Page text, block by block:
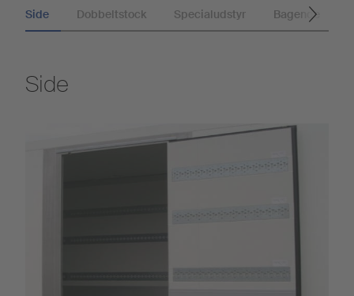
Side Dobbeltstock Specialudstyr Bagende
Side